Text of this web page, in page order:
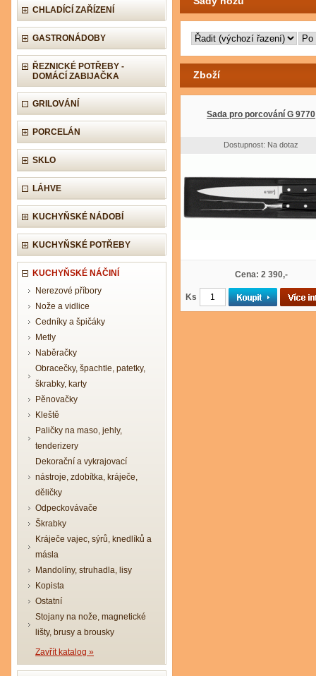
CHLADÍCÍ ZAŘÍZENÍ
GASTRONÁDOBY
ŘEZNICKÉ POTŘEBY -
DOMÁCÍ ZABIJAČKA
GRILOVÁNÍ
PORCELÁN
SKLO
LÁHVE
KUCHYŇSKÉ NÁDOBÍ
KUCHYŇSKÉ POTŘEBY
KUCHYŇSKÉ NÁČINÍ
Nerezové příbory
Nože a vidlice
Cedníky a špičáky
Metly
Naběračky
Obracečky, špachtle, patetky,
škrabky, karty
Pěnovačky
Kleště
Paličky na maso, jehly,
tenderizery
Dekorační a vykrajovací
nástroje, zdobítka, kráječe,
děličky
Odpeckovávače
Škrabky
Kráječe vajec, sýrů, knedlíků a
másla
Mandolíny, struhadla, lisy
Kopista
Ostatní
Stojany na nože, magnetické
lišty, brusy a brousky
Zavřít katalog »
Zboží
Sada pro porcování G 9770
Dostupnost: Na dotaz
Cena: 2 390,-
Ks